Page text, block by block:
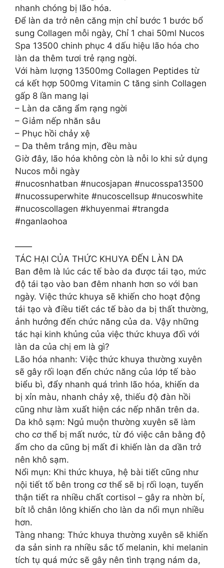
nhanh chóng bị lão hóa.
Để làn da trở nên căng mịn chỉ bước 1 bước bổ
sung Collagen mỗi ngày, Chỉ 1 chai 50ml Nucos
Spa 13500 chinh phục 4 dấu hiệu lão hóa cho
làn da thêm tươi trẻ rạng ngời.
Với hàm lượng 13500mg Collagen Peptides từ
cá kết hợp 500mg Vitamin C tăng sinh Collagen
gấp 8 lần mang lại
– Làn da căng ẩm rạng ngời
– Giảm nếp nhăn sâu
– Phục hồi chảy xệ
– Da thêm trắng mịn, đều màu
Giờ đây, lão hóa không còn là nỗi lo khi sử dụng
Nucos mỗi ngày
#nucosnhatban #nucosjapan #nucosspa13500
#nucossuperwhite #nucoscellsup #nucoswhite
#nucoscollagen #khuyenmai #trangda
#nganlaohoa
——
TÁC HẠI CỦA THỨC KHUYA ĐẾN LÀN DA
Ban đêm là lúc các tế bào da được tái tạo, mức
độ tái tạo vào ban đêm nhanh hơn so với ban
ngày. Việc thức khuya sẽ khiến cho hoạt động
tái tạo và điều tiết các tế bào da bị thất thường,
ảnh hưởng đến chức năng của da. Vậy những
tác hại kinh khủng của việc thức khuya đối với
làn da của chị em là gì?
Lão hóa nhanh: Việc thức khuya thường xuyên
sẽ gây rối loạn đến chức năng của lớp tế bào
biểu bì, đẩy nhanh quá trình lão hóa, khiến da
bị xỉn màu, nhanh chảy xệ, thiếu độ đàn hồi
cũng như làm xuất hiện các nếp nhăn trên da.
Da khô sạm: Ngủ muộn thường xuyên sẽ làm
cho cơ thể bị mất nước, từ đó việc cân bằng độ
ẩm cho da cũng bị mất đi khiến làn da dần trở
nên khô sạm.
Nổi mụn: Khi thức khuya, hệ bài tiết cũng như
nội tiết tố bên trong cơ thể sẽ bị rối loạn, tuyến
thận tiết ra nhiều chất cortisol – gây ra nhờn bí,
bít lỗ chân lông khiến cho làn da nổi mụn nhiều
hơn.
Tàng nhang: Thức khuya thường xuyên sẽ khiến
da sản sinh ra nhiều sắc tố melanin, khi melanin
tích tụ quá mức sẽ gây nên tình trạng nám da,